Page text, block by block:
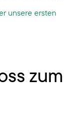
unsere ersten
zum